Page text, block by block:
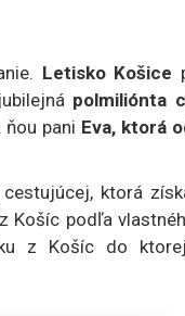
Letisko Košice
polmiliónta
pani Eva, ktorá
ktorá
Košíc podľa
z Košíc do